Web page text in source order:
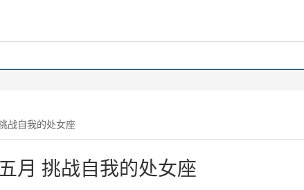
战自我的处女座
月 挑战自我的处女座